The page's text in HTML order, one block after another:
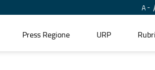
A
Press Regione URP